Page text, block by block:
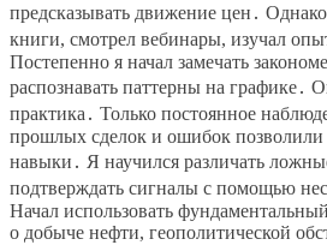
предсказывать движение цен․
книги, смотрел вебинары, изучал
Постепенно я начал замечать
распознавать паттерны на графике․
практика․ Только постоянное
прошлых сделок и ошибок
навыки․ Я научился различать
подтверждать сигналы с помощью
Начал использовать
о добыче нефти, геополитической